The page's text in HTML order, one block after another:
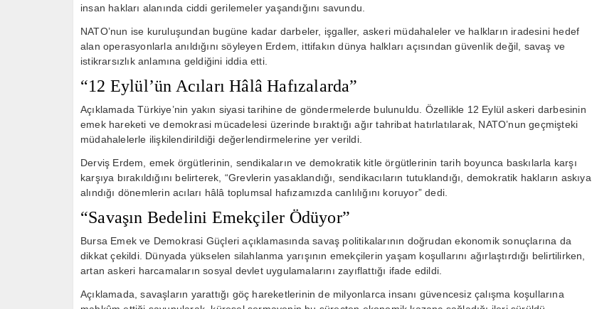
insan hakları alanında ciddi gerilemeler yaşandığını savundu.
NATO’nun ise kuruluşundan bugüne kadar darbeler, işgaller, askeri müdahaleler ve halkların iradesini hedef
alan operasyonlarla anıldığını söyleyen Erdem, ittifakın dünya halkları açısından güvenlik değil, savaş ve
istikrarsızlık anlamına geldiğini iddia etti.
“12 Eylül’ün Acıları Hâlâ Hafızalarda”
Açıklamada Türkiye’nin yakın siyasi tarihine de göndermelerde bulunuldu. Özellikle 12 Eylül askeri darbesinin
emek hareketi ve demokrasi mücadelesi üzerinde bıraktığı ağır tahribat hatırlatılarak, NATO’nun geçmişteki
müdahalelerle ilişkilendirildiği değerlendirmelerine yer verildi.
Derviş Erdem, emek örgütlerinin, sendikaların ve demokratik kitle örgütlerinin tarih boyunca baskılarla karşı
karşıya bırakıldığını belirterek, “Grevlerin yasaklandığı, sendikacıların tutuklandığı, demokratik hakların askıya
alındığı dönemlerin acıları hâlâ toplumsal hafızamızda canlılığını koruyor” dedi.
“Savaşın Bedelini Emekçiler Ödüyor”
Bursa Emek ve Demokrasi Güçleri açıklamasında savaş politikalarının doğrudan ekonomik sonuçlarına da
dikkat çekildi. Dünyada yükselen silahlanma yarışının emekçilerin yaşam koşullarını ağırlaştırdığı belirtilirken,
artan askeri harcamaların sosyal devlet uygulamalarını zayıflattığı ifade edildi.
Açıklamada, savaşların yarattığı göç hareketlerinin de milyonlarca insanı güvencesiz çalışma koşullarına